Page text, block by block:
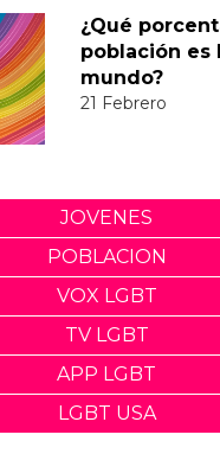
¿Qué
población es
mundo?
21 Febrero
JOVENES
POBLACION
VOX LGBT
TV LGBT
APP LGBT
LGBT USA